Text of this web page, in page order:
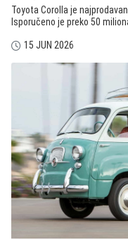
Toyota Corolla je
Isporučeno je preko 50
15 JUN 2026